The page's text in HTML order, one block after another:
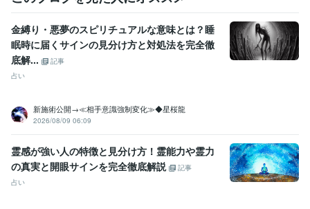
金縛り・悪夢のスピリチュアルな意味とは？睡
眠時に届くサインの見分け方と対処法を完全徹
底解...
記事
占い
新施術公開→≪相手意識強制変化≫◆星桜龍
2026/08/09 06:09
霊感が強い人の特徴と見分け方！霊能力や霊力
の真実と開眼サインを完全徹底解説
記事
占い